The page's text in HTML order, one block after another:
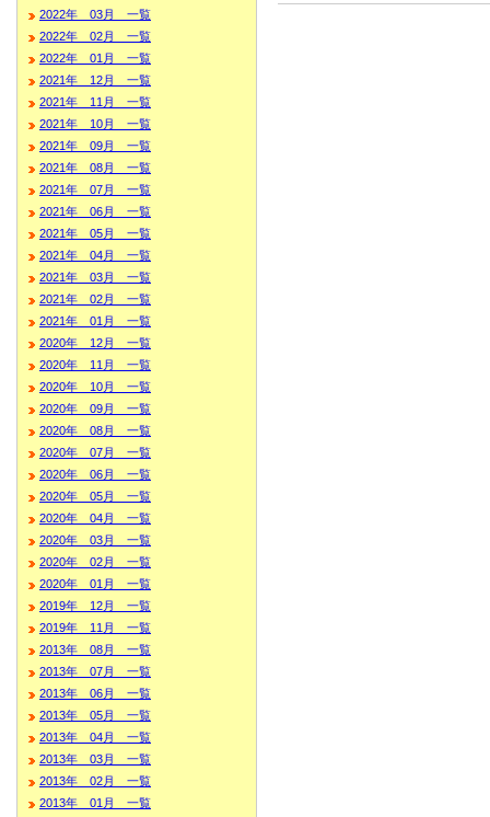
2022年 03月 一覧
2022年 02月 一覧
2022年 01月 一覧
2021年 12月 一覧
2021年 11月 一覧
2021年 10月 一覧
2021年 09月 一覧
2021年 08月 一覧
2021年 07月 一覧
2021年 06月 一覧
2021年 05月 一覧
2021年 04月 一覧
2021年 03月 一覧
2021年 02月 一覧
2021年 01月 一覧
2020年 12月 一覧
2020年 11月 一覧
2020年 10月 一覧
2020年 09月 一覧
2020年 08月 一覧
2020年 07月 一覧
2020年 06月 一覧
2020年 05月 一覧
2020年 04月 一覧
2020年 03月 一覧
2020年 02月 一覧
2020年 01月 一覧
2019年 12月 一覧
2019年 11月 一覧
2013年 08月 一覧
2013年 07月 一覧
2013年 06月 一覧
2013年 05月 一覧
2013年 04月 一覧
2013年 03月 一覧
2013年 02月 一覧
2013年 01月 一覧